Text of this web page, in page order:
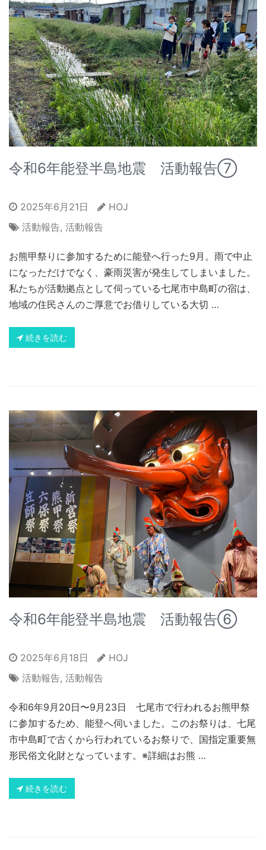
令和6年能登半島地震 活動報告⑦
2025年6月21日
HOJ
活動報告, 活動報告
お熊甲祭りに参加するために能登へ行った9月。雨で中止
になっただけでなく、豪雨災害が発生してしまいました。
私たちが活動拠点として伺っている七尾市中島町の宿は、
地域の住民さんのご厚意でお借りしている大切 …
続きを読む
令和6年能登半島地震 活動報告⑥
2025年6月18日
HOJ
活動報告, 活動報告
令和6年9月20日〜9月23日 七尾市で行われるお熊甲祭
に参加するため、能登へ伺いました。このお祭りは、七尾
市中島町で古くから行われているお祭りで、国指定重要無
形民俗文化財となっています。※詳細はお熊 …
続きを読む